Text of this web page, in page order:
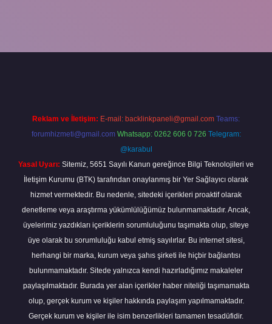
Reklam ve İletişim: E-mail: backlinkpaneli@gmail.com Teams:
forumhizmeti@gmail.com Whatsapp: 0262 606 0 726 Telegram:
@karabul
Yasal Uyarı: Sitemiz, 5651 Sayılı Kanun gereğince Bilgi Teknolojileri ve
İletişim Kurumu (BTK) tarafından onaylanmış bir Yer Sağlayıcı olarak
hizmet vermektedir. Bu nedenle, sitedeki içerikleri proaktif olarak
denetleme veya araştırma yükümlülüğümüz bulunmamaktadır. Ancak,
üyelerimiz yazdıkları içeriklerin sorumluluğunu taşımakta olup, siteye
üye olarak bu sorumluluğu kabul etmiş sayılırlar. Bu internet sitesi,
herhangi bir marka, kurum veya şahıs şirketi ile hiçbir bağlantısı
bulunmamaktadır. Sitede yalnızca kendi hazırladığımız makaleler
paylaşılmaktadır. Burada yer alan içerikler haber niteliği taşımamakta
olup, gerçek kurum ve kişiler hakkında paylaşım yapılmamaktadır.
Gerçek kurum ve kişiler ile isim benzerlikleri tamamen tesadüfidir.